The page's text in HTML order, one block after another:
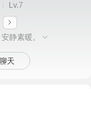
Lv.7
静素暖。
天